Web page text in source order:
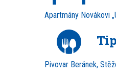
Apartmány Novákovi
Pivovar Beránek,